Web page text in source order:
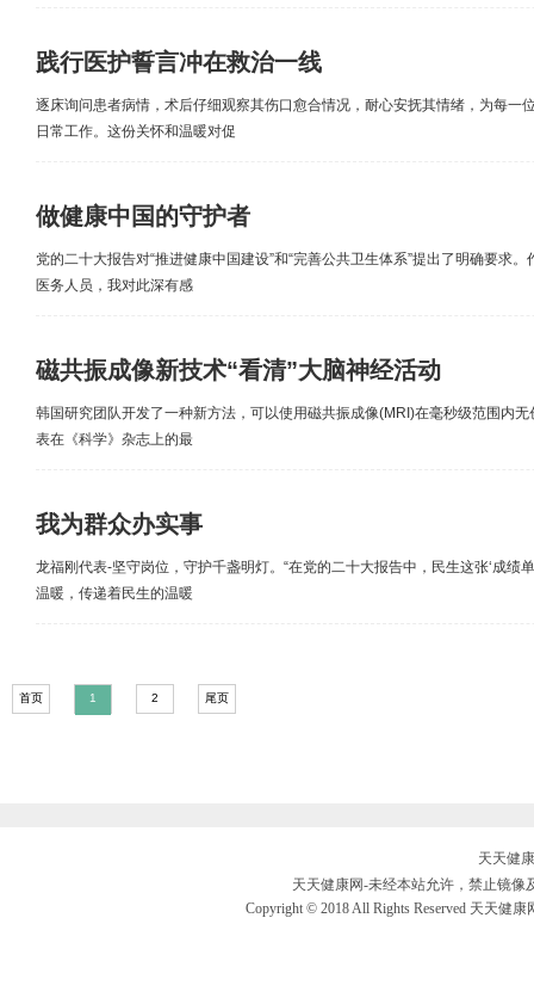
践行医护誓言冲在救治一线
逐床询问患者病情，术后仔细观察其伤口愈合情况，耐心安抚其情绪，为每一
日常工作。这份关怀和温暖对促
做健康中国的守护者
党的二十大报告对“推进健康中国建设”和“完善公共卫生体系”提出了明确要求
医务人员，我对此深有感
磁共振成像新技术“看清”大脑神经活动
韩国研究团队开发了一种新方法，可以使用磁共振成像(MRI)在毫秒级范围内
表在《科学》杂志上的最
我为群众办实事
龙福刚代表-坚守岗位，守护千盏明灯。“在党的二十大报告中，民生这张‘成绩
温暖，传递着民生的温暖
首页 1 2 尾页
天天健
天天健康网-未经本站允许，禁止镜像
Copyright © 2018 All Rights Reserved 天天健